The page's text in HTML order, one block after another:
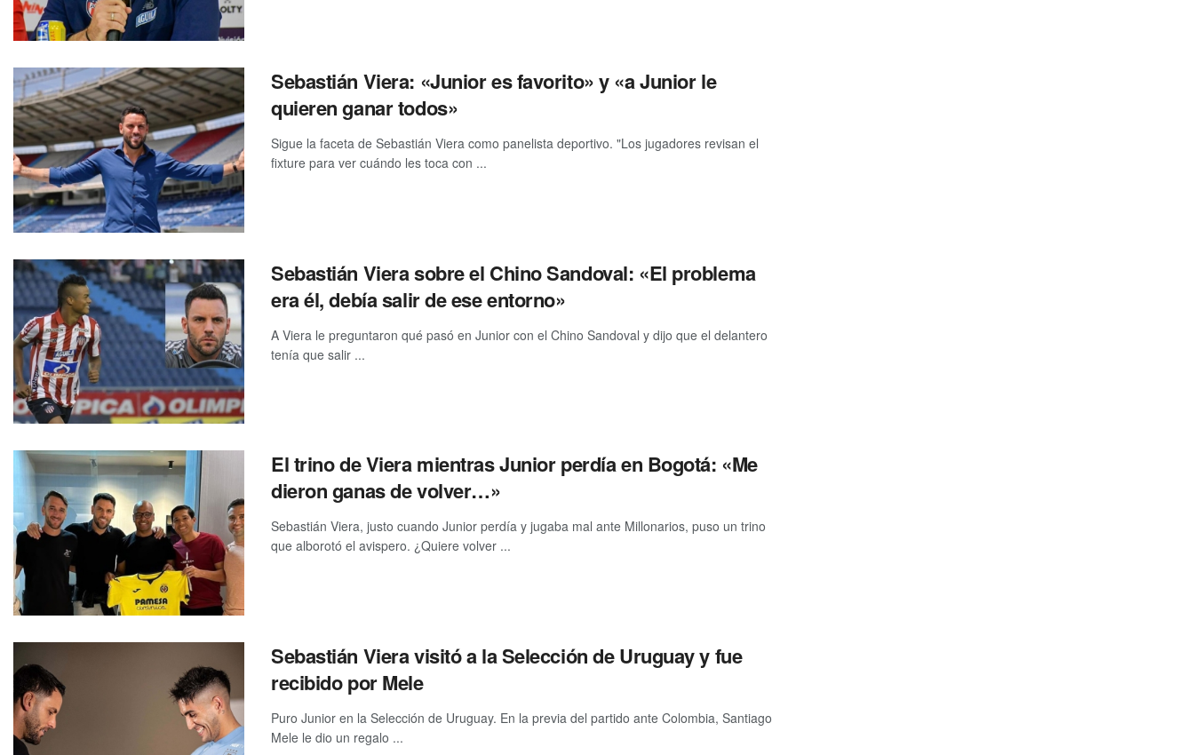
Sebastián Viera: «Junior es favorito» y «a Junior le
quieren ganar todos»
Sigue la faceta de Sebastián Viera como panelista deportivo. "Los jugadores revisan el
fixture para ver cuándo les toca con ...
Sebastián Viera sobre el Chino Sandoval: «El problema
era él, debía salir de ese entorno»
A Viera le preguntaron qué pasó en Junior con el Chino Sandoval y dijo que el delantero
tenía que salir ...
El trino de Viera mientras Junior perdía en Bogotá: «Me
dieron ganas de volver…»
Sebastián Viera, justo cuando Junior perdía y jugaba mal ante Millonarios, puso un trino
que alborotó el avispero. ¿Quiere volver ...
Sebastián Viera visitó a la Selección de Uruguay y fue
recibido por Mele
Puro Junior en la Selección de Uruguay. En la previa del partido ante Colombia, Santiago
Mele le dio un regalo ...